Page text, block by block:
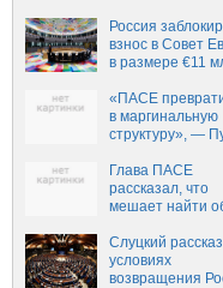
ПАСЕ
Россия
взнос в Совет
в размере €11
«ПАСЕ
в маргинальную
структуру», —
Глава ПАСЕ
рассказал, что
мешает найти
Слуцкий
условиях
возвращения